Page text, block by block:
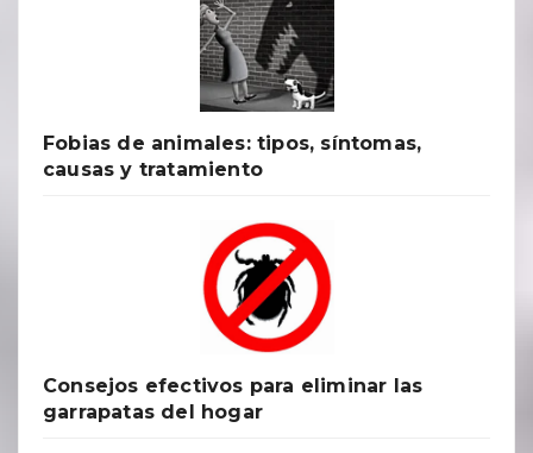
Fobias de animales: tipos, síntomas,
causas y tratamiento
Consejos efectivos para eliminar las
garrapatas del hogar